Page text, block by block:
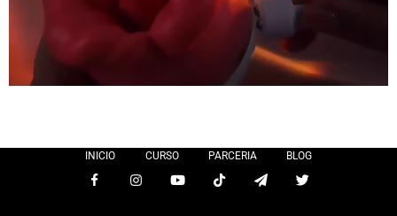
INICIO CURSO PARCERIA BLOG